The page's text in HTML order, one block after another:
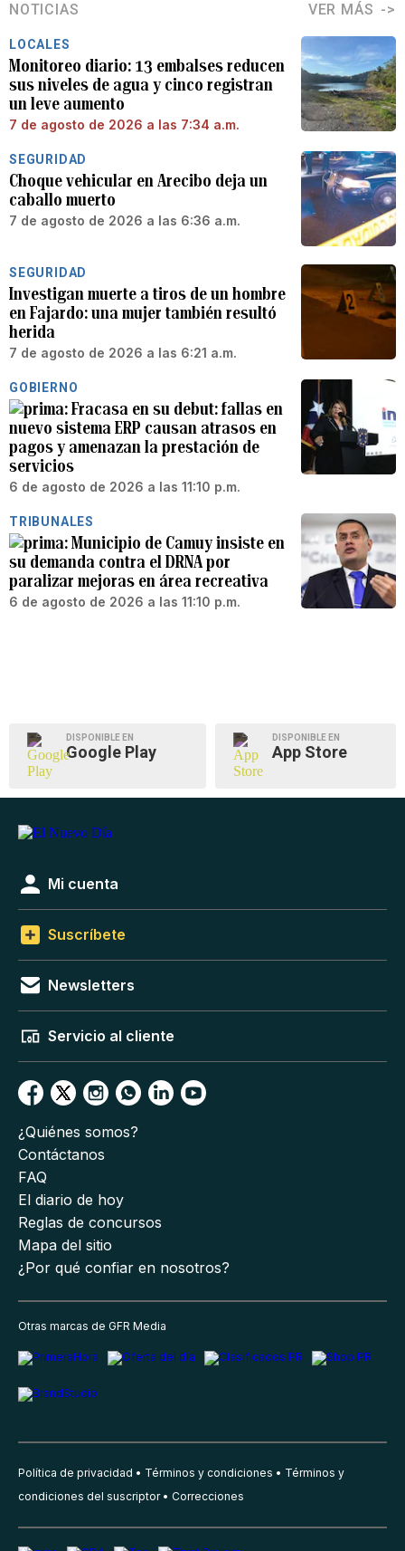
NOTICIAS VER MÁS
LOCALES
Monitoreo diario: 13 embalses reducen
sus niveles de agua y cinco registran
un leve aumento
7 de agosto de 2026 a las 7:34 a.m.
SEGURIDAD
Choque vehicular en Arecibo deja un
caballo muerto
7 de agosto de 2026 a las 6:36 a.m.
SEGURIDAD
Investigan muerte a tiros de un hombre
en Fajardo: una mujer también resultó
herida
7 de agosto de 2026 a las 6:21 a.m.
GOBIERNO
Fracasa en su debut: fallas en
nuevo sistema ERP causan atrasos en
pagos y amenazan la prestación de
servicios
6 de agosto de 2026 a las 11:10 p.m.
TRIBUNALES
Municipio de Camuy insiste en
su demanda contra el DRNA por
paralizar mejoras en área recreativa
6 de agosto de 2026 a las 11:10 p.m.
DISPONIBLE EN
Google Play
DISPONIBLE EN
App Store
Mi cuenta
Suscríbete
Newsletters
Servicio al cliente
¿Quiénes somos?
Contáctanos
FAQ
El diario de hoy
Reglas de concursos
Mapa del sitio
¿Por qué confiar en nosotros?
Otras marcas de GFR Media
Política de privacidad Términos y condiciones
Términos y
condiciones del suscriptor
Correcciones